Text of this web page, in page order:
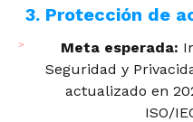
3. Protección de
Meta esperada:
Seguridad y
actualizado en
ISO/